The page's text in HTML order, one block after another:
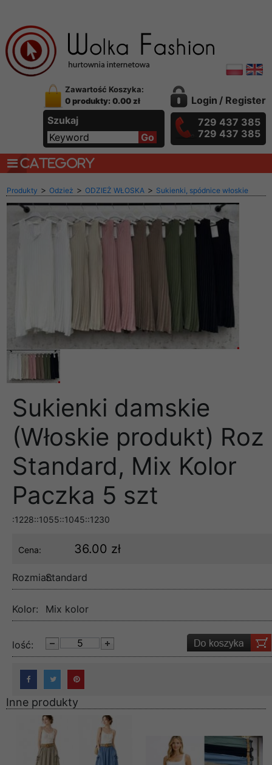
Zawartość Koszyka:
0 produkty: 0.00 zł
Szukaj
Login / Register
729 437 385
729 437 385
CATEGORY
Produkty > Odzież > ODZIEŻ WŁOSKA > Sukienki, spódnice włoskie
Sukienki damskie
(Włoskie produkt) Roz
Standard, Mix Kolor
Paczka 5 szt
:1228::1055::1045::1230
Cena: 36.00 zł
Rozmiar:Standard
Kolor: Mix kolor
lość:
Inne produkty